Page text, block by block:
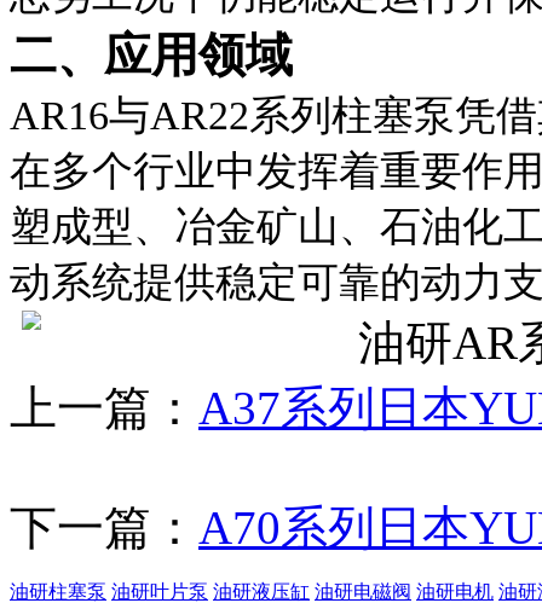
二、应用领域
AR16与AR22系列柱塞泵凭
在多个行业中发挥着重要作
塑成型、冶金矿山、石油化
动系统提供稳定可靠的动力
上一篇： A37系列日本
下一篇： A70系列日本
油研柱塞泵 油研叶片泵 油研液压缸 油研电磁阀 油研电机 油研